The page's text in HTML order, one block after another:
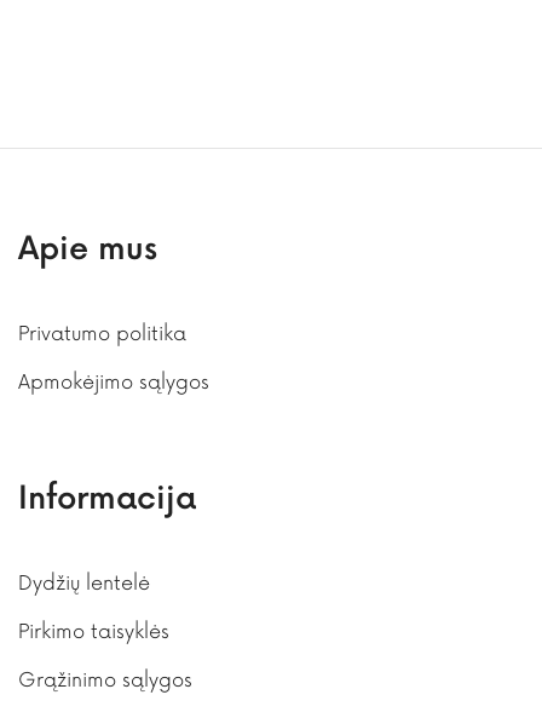
Apie mus
Privatumo politika
Apmokėjimo sąlygos
Informacija
Dydžių lentelė
Pirkimo taisyklės
Grąžinimo sąlygos